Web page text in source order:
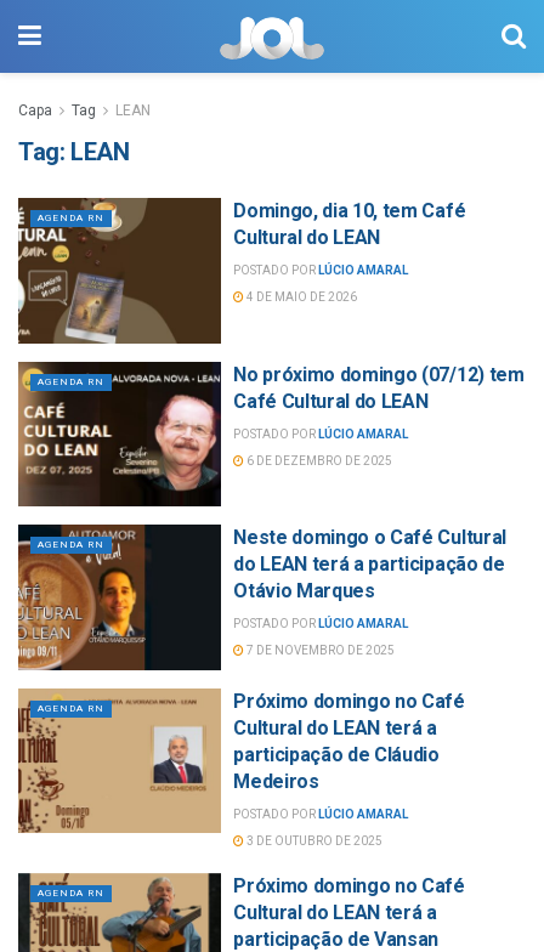
Capa Tag LEAN
Tag: LEAN
AGENDA RN
Domingo, dia 10, tem Café
Cultural do LEAN
POSTADO POR LÚCIO AMARAL
4 DE MAIO DE 2026
AGENDA RN
No próximo domingo (07/12) tem
Café Cultural do LEAN
POSTADO POR LÚCIO AMARAL
6 DE DEZEMBRO DE 2025
AGENDA RN
Neste domingo o Café Cultural
do LEAN terá a participação de
Otávio Marques
POSTADO POR LÚCIO AMARAL
7 DE NOVEMBRO DE 2025
AGENDA RN
Próximo domingo no Café
Cultural do LEAN terá a
participação de Cláudio
Medeiros
POSTADO POR LÚCIO AMARAL
3 DE OUTUBRO DE 2025
AGENDA RN
Próximo domingo no Café
Cultural do LEAN terá a
participação de Vansan